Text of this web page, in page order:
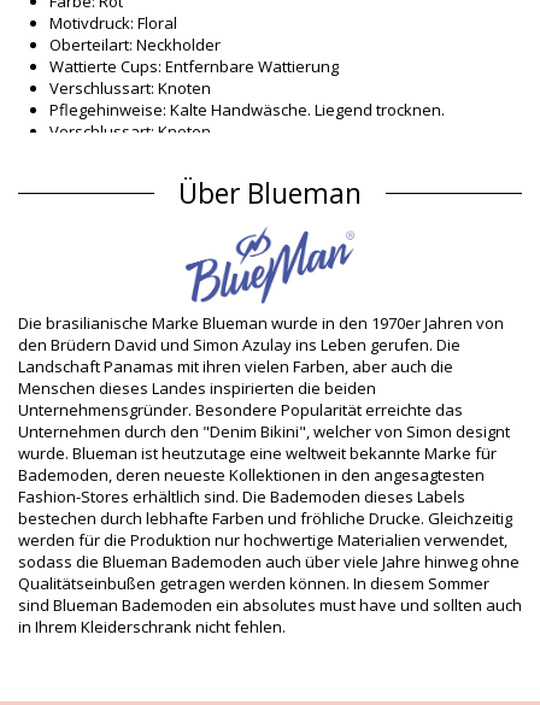
Motivdruck: Floral
Oberteilart: Neckholder
Wattierte Cups: Entfernbare Wattierung
Verschlussart: Knoten
Pflegehinweise: Kalte Handwäsche. Liegend trocknen.
Verschlussart: Knoten
Bikini-Tops Rot Blueman
Material Oberstoff
Material Oberstoff: 85% Polyamide 15% Elastane
Futter: 98% Polyamide, 2% Elastane
Produktinformation
Abteilung: Damen, Bikini-Tops
Verpackung beinhaltet: 1 x Bikini-Tops (Andere Accessoires
nicht eingeschlossen)
HS CODE: 6112.41.0010
SKU: 1981127811
EAN: XS (7899918566653), S (7909780350028), M (7909780350035),
L (7909780350042), XL (7899918567919)
Lieferantenreferenznummer: PR.11.2583-017
Gewicht: 55g / 0.12lb / 1.94oz
Print ist nicht exakt und kann je nach Schnitt variieren
Retuschierte Fotos
Wasch- & Pflegeanleitung
Wollen Sie sich an Ihrem neuen Bikini einige Saisons hindurch
Über Blueman
Die brasilianische Marke Blueman wurde in den 1970er Jahren von
den Brüdern David und Simon Azulay ins Leben gerufen. Die
Landschaft Panamas mit ihren vielen Farben, aber auch die
Menschen dieses Landes inspirierten die beiden
Unternehmensgründer. Besondere Popularität erreichte das
Unternehmen durch den "Denim Bikini", welcher von Simon designt
wurde. Blueman ist heutzutage eine weltweit bekannte Marke für
Bademoden, deren neueste Kollektionen in den angesagtesten
Fashion-Stores erhältlich sind. Die Bademoden dieses Labels
bestechen durch lebhafte Farben und fröhliche Drucke. Gleichzeitig
werden für die Produktion nur hochwertige Materialien verwendet,
sodass die Blueman Bademoden auch über viele Jahre hinweg ohne
Qualitätseinbußen getragen werden können. In diesem Sommer
sind Blueman Bademoden ein absolutes must have und sollten auch
in Ihrem Kleiderschrank nicht fehlen.